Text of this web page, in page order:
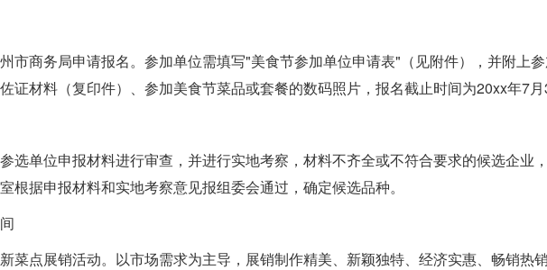
市商务局申请报名。参加单位需填写"美食节参加单位申请表"（见附件），并附上
证材料（复印件）、参加美食节菜品或套餐的数码照片，报名截止时间为20xx年7月
选单位申报材料进行审查，并进行实地考察，材料不齐全或不符合要求的候选企业
根据申报材料和实地考察意见报组委会通过，确定候选品种。
菜点展销活动。以市场需求为主导，展销制作精美、新颖独特、经济实惠、畅销热